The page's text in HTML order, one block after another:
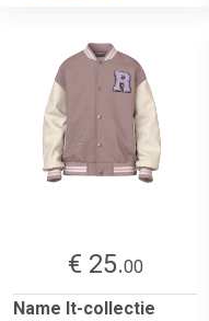
€ 25.00
Name It-collectie